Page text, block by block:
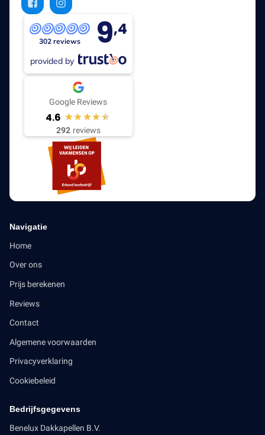
302 reviews 9,4
provided by
Google Reviews
4.6
292 reviews
Navigatie
Home
Over ons
Prijs berekenen
Reviews
Contact
Algemene voorwaarden
Privacyverklaring
Cookiebeleid
Bedrijfsgegevens
Benelux Dakkapellen B.V.